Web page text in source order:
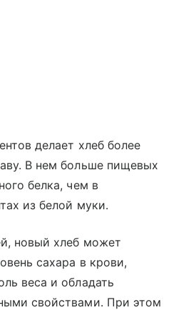
делает хлеб более
В нем больше пищевых
белка, чем в
из белой муки.
новый хлеб может
сахара в крови,
веса и обладать
свойствами. При этом